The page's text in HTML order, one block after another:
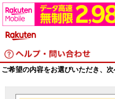
ご希望の内容をお選びいただき、次